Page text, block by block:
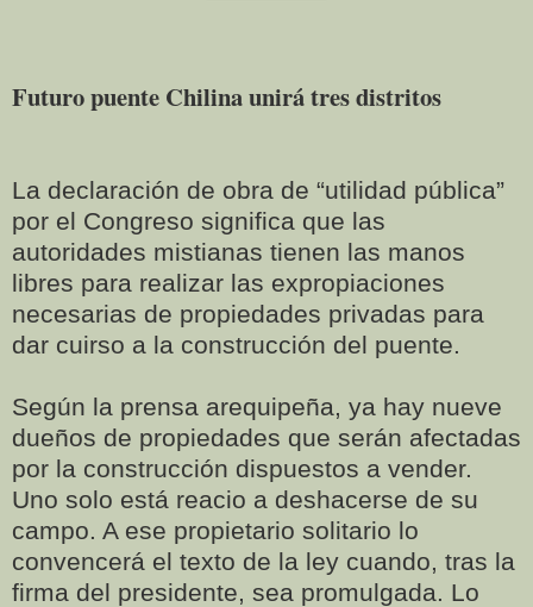
Futuro puente Chilina unirá tres distritos
La declaración de obra de “utilidad pública”
por el Congreso significa que las
autoridades mistianas tienen las manos
libres para realizar las expropiaciones
necesarias de propiedades privadas para
dar cuirso a la construcción del puente.
Según la prensa arequipeña, ya hay nueve
dueños de propiedades que serán afectadas
por la construcción dispuestos a vender.
Uno solo está reacio a deshacerse de su
campo. A ese propietario solitario lo
convencerá el texto de la ley cuando, tras la
firma del presidente, sea promulgada. Lo